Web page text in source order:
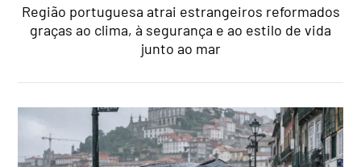
Região portuguesa atrai estrangeiros reformados
graças ao clima, à segurança e ao estilo de vida
junto ao mar